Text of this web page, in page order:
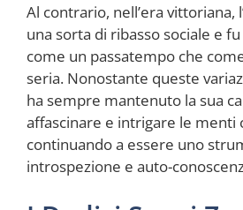
Al contrario, nell’era vittoriana,
una sorta di ribasso sociale e
come un passatempo che
seria. Nonostante queste
ha sempre mantenuto la sua
affascinare e intrigare le menti
continuando a essere uno
introspezione e auto-